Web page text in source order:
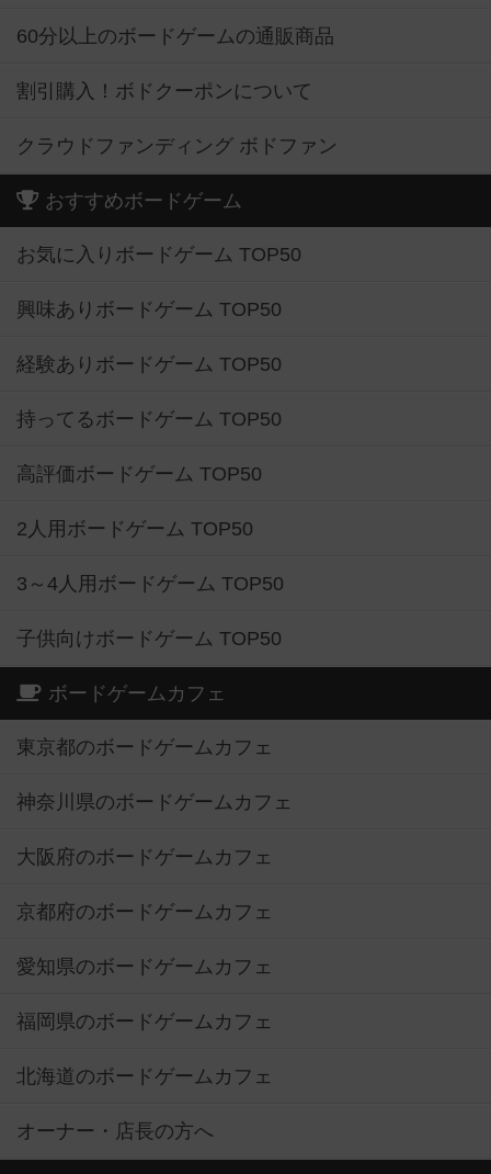
60分以上のボードゲームの通販商品
割引購入！ボドクーポンについて
クラウドファンディング ボドファン
おすすめボードゲーム
お気に入りボードゲーム TOP50
興味ありボードゲーム TOP50
経験ありボードゲーム TOP50
持ってるボードゲーム TOP50
高評価ボードゲーム TOP50
2人用ボードゲーム TOP50
3～4人用ボードゲーム TOP50
子供向けボードゲーム TOP50
ボードゲームカフェ
東京都のボードゲームカフェ
神奈川県のボードゲームカフェ
大阪府のボードゲームカフェ
京都府のボードゲームカフェ
愛知県のボードゲームカフェ
福岡県のボードゲームカフェ
北海道のボードゲームカフェ
オーナー・店長の方へ